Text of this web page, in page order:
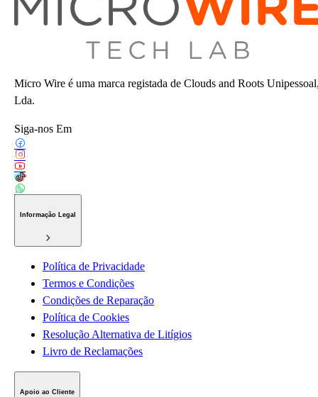
Micro Wire é uma marca registada de Clouds and Roots
Lda.
Siga-nos Em
Informação Legal
Política de Privacidade
Termos e Condições
Condições de Reparação
Política de Cookies
Resolução Alternativa de Litígios
Livro de Reclamações
Apoio ao Cliente